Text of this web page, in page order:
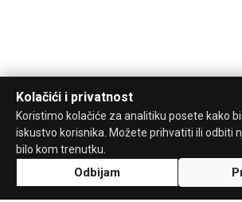
Kolačići i privatnost
Koristimo kolačiće za analitiku posete kako
iskustvo korisnika. Možete prihvatiti ili odbiti
bilo kom trenutku.
Odbijam